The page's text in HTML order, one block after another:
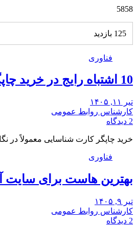
5858
125 بازدید
فناوری
10 اشتباه رایج در خرید چاپگر کارت شناسایی و راه‌حل آن‌ها
تیر ۱۱, ۱۴۰۵
کارشناس روابط عمومی
2 دیدگاه
خرید چاپگر کارت شناسایی معمولاً در
فناوری
بهترین هاست برای سایت
تیر ۹, ۱۴۰۵
کارشناس روابط عمومی
2 دیدگاه